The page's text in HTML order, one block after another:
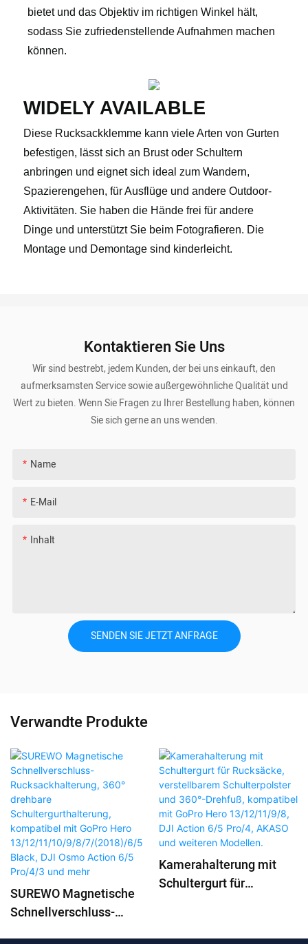
bietet und das Objektiv im richtigen Winkel hält,
sodass Sie zufriedenstellende Aufnahmen machen
können.
WIDELY AVAILABLE
Diese Rucksackklemme kann viele Arten von Gurten
befestigen, lässt sich an Brust oder Schultern
anbringen und eignet sich ideal zum Wandern,
Spazierengehen, für Ausflüge und andere Outdoor-
Aktivitäten. Sie haben die Hände frei für andere
Dinge und unterstützt Sie beim Fotografieren. Die
Montage und Demontage sind kinderleicht.
Kontaktieren Sie Uns
Wir sind bestrebt, jedem Kunden, der bei uns einkauft, den
aufmerksamsten Service sowie außergewöhnliche Qualität und
Wert zu bieten. Wenn Sie Fragen zu Ihrer Bestellung haben, können
Sie sich gerne an uns wenden.
Name
E-Mail
Inhalt
SENDEN SIE JETZT ANFRAGE
Verwandte Produkte
SUREWO Magnetische
Schnellverschluss-
Kamerahalterung mit
Schultergurt für
Schulterpolster und